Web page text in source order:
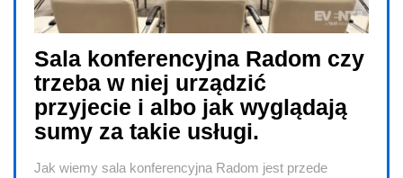
Sala konferencyjna Radom czy
trzeba w niej urządzić
przyjecie i albo jak wyglądają
sumy za takie usługi.
Jak wiemy sala konferencyjna Radom jest przede